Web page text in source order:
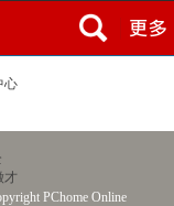
心
才
PChome Online